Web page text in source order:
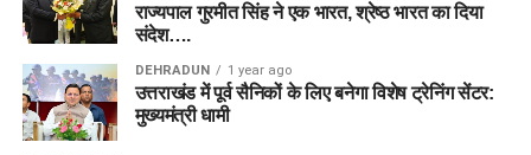
राज्यपाल गुरमीत सिंह ने एक भारत, श्रेष्ठ भारत का दिया
संदेश….
DEHRADUN 1 year ago
उत्तराखंड में पूर्व सैनिकों के लिए बनेगा विशेष ट्रेनिंग सेंटर:
मुख्यमंत्री धामी